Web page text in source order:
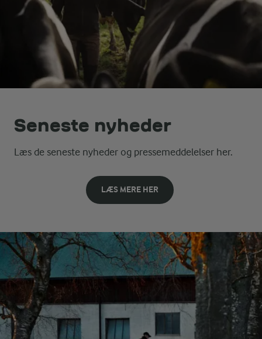
Seneste nyheder
Læs de seneste nyheder og pressemeddelelser her.
LÆS MERE HER